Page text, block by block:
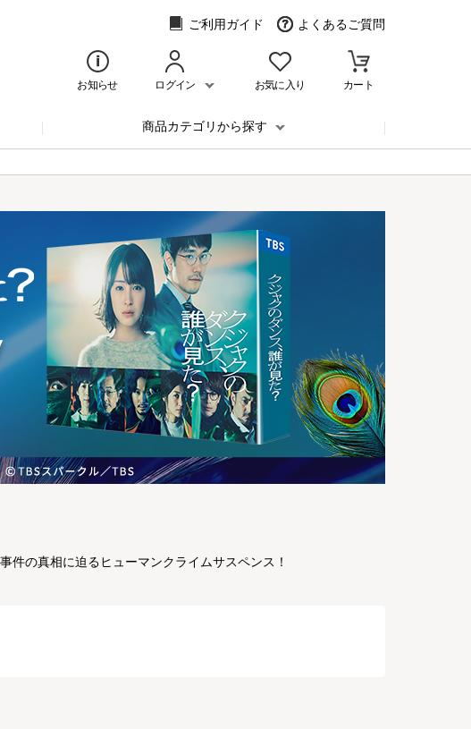
ご利用ガイド よくあるご質問
お知らせ ログイン お気に入り カート
商品カテゴリから探す
件の真相に迫るヒューマンクライムサスペンス！